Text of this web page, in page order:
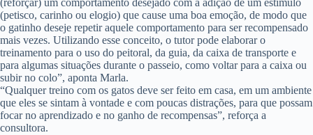
(reforçar) um comportamento desejado com a adição de um estímulo
(petisco, carinho ou elogio) que cause uma boa emoção, de modo que
o gatinho deseje repetir aquele comportamento para ser recompensado
mais vezes. Utilizando esse conceito, o tutor pode elaborar o
treinamento para o uso do peitoral, da guia, da caixa de transporte e
para algumas situações durante o passeio, como voltar para a caixa ou
subir no colo”, aponta Marla.
“Qualquer treino com os gatos deve ser feito em casa, em um ambiente
que eles se sintam à vontade e com poucas distrações, para que possam
focar no aprendizado e no ganho de recompensas”, reforça a
consultora.